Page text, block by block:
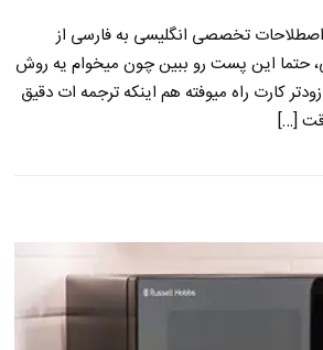
تخصصی انگلیسی به فارسی از
حتما این پست رو ببین چون میخوام یه روش
کارت راه میوفته هم اینکه ترجمه ات دقیق
[…]